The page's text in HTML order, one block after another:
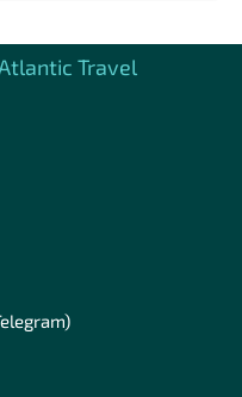
Travel